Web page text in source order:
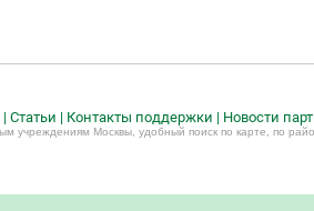
| Статьи | Контакты поддержки | Новости
учреждениям Москвы, удобный поиск по карте, по